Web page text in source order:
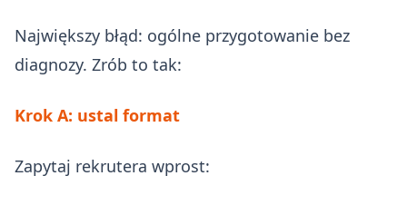
Największy błąd: ogólne przygotowanie bez
diagnozy. Zrób to tak:
Krok A: ustal format
Zapytaj rekrutera wprost: